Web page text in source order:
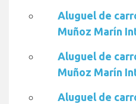
Aluguel de
Muñoz Marín
Aluguel de
Muñoz Marín
Aluguel de